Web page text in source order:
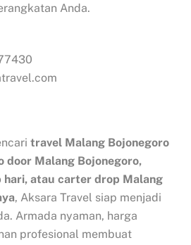
Anda.
travel Malang Bojonegoro
door Malang Bojonegoro,
atau carter drop Malang
, Aksara Travel siap menjadi
Armada nyaman, harga
profesional membuat